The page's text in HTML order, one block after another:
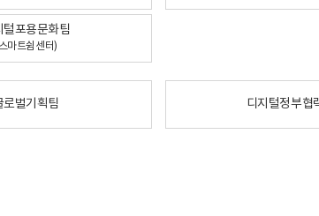
털포용문화팀
마트쉼센터)
로벌기획팀 디지털정부협